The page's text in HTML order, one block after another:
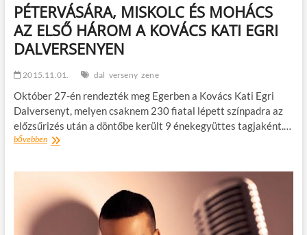
PÉTERVÁSÁRA, MISKOLC ÉS MOHÁCS
AZ ELSŐ HÁROM A KOVÁCS KATI EGRI
DALVERSENYEN
2015.11.01. dal verseny zene
Október 27-én rendezték meg Egerben a Kovács Kati Egri
Dalversenyt, melyen csaknem 230 fiatal lépett színpadra az
előzsűrizés után a döntőbe került 9 énekegyüttes tagjaként.…
bővebbenPÉTERVÁSÁRA,
ELSŐ
HÁROM